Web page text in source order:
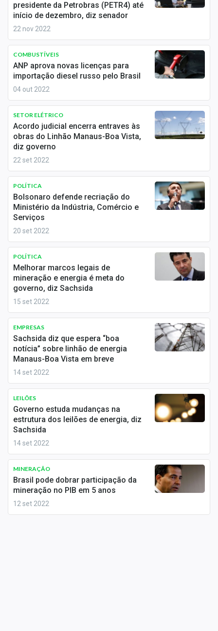
Central de Dividendos
Central de Fundos Imobiliários
Central dos IPOs
Renda Fixa
Mercados
Economia
Empresas
Política
Money Trader
Colunas
Especiais
Internacional
Marketing
Tecnologia
Conteúdo de Marca
Sobre
Expediente
Contato
presidente da Petrobras (PETR4) até
início de dezembro, diz senador
22 nov 2022
COMBUSTÍVEIS
ANP aprova novas licenças para
importação diesel russo pelo Brasil
04 out 2022
SETOR ELÉTRICO
Acordo judicial encerra entraves às
obras do Linhão Manaus-Boa Vista,
diz governo
22 set 2022
POLÍTICA
Bolsonaro defende recriação do
Ministério da Indústria, Comércio e
Serviços
20 set 2022
POLÍTICA
Melhorar marcos legais de
mineração e energia é meta do
governo, diz Sachsida
15 set 2022
EMPRESAS
Sachsida diz que espera “boa
notícia” sobre linhão de energia
Manaus-Boa Vista em breve
14 set 2022
LEILÕES
Governo estuda mudanças na
estrutura dos leilões de energia, diz
Sachsida
14 set 2022
MINERAÇÃO
Brasil pode dobrar participação da
mineração no PIB em 5 anos
12 set 2022